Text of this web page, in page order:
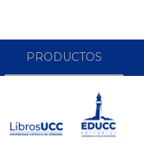
PRODUCTOS